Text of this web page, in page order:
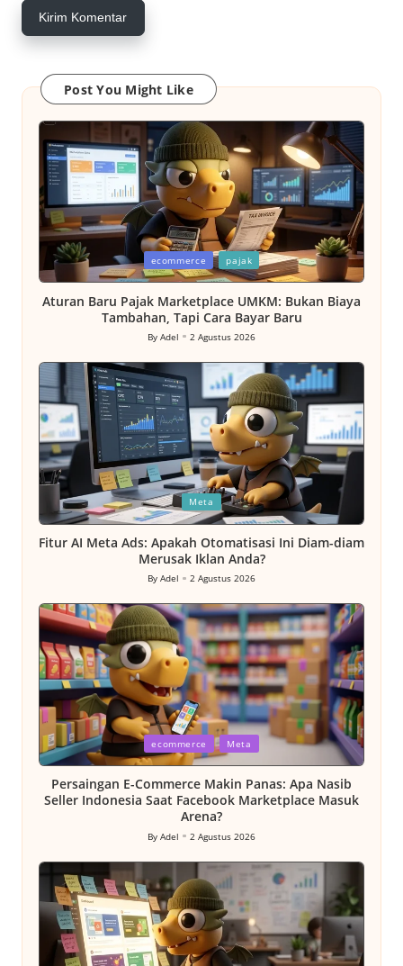
Post You Might Like
Posted
in
ecommerce pajak
Aturan Baru Pajak Marketplace UMKM: Bukan Biaya
Tambahan, Tapi Cara Bayar Baru
Posted
by
By Adel 2 Agustus 2026
Posted
in
Meta
Fitur AI Meta Ads: Apakah Otomatisasi Ini Diam-diam
Merusak Iklan Anda?
Posted
by
By Adel 2 Agustus 2026
Posted
in
ecommerce Meta
Persaingan E-Commerce Makin Panas: Apa Nasib
Seller Indonesia Saat Facebook Marketplace Masuk
Arena?
Posted
by
By Adel 2 Agustus 2026